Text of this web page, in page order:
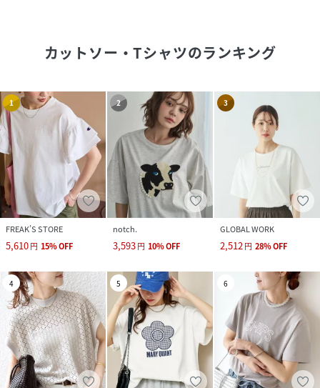
カットソー・Tシャツのランキング
1
FREAK’S STORE
5,610円 15%OFF
2
notch.
3,593円 10%OFF
3
GLOBAL WORK
2,512円 28%OFF
4 5 6